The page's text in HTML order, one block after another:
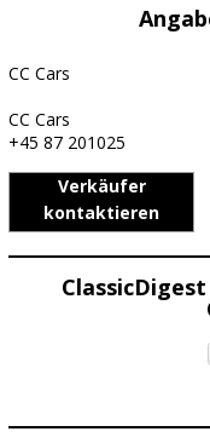
CC Cars
CC Cars
+45 87 201025
Verkäufer
kontaktieren